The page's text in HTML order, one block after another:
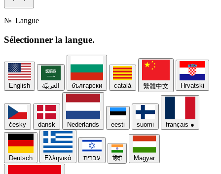
№ Langue
Sélectionner la langue.
English العربيّة български català 繁體中文 Hrvatski
česky dansk Nederlands eesti suomi français ●
Deutsch Ελληνικά עברית हिंदी Magyar